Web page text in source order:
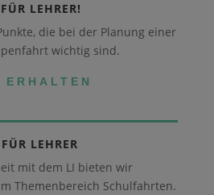
LEHRER!
die bei der Planung einer
wichtig sind.
ERHALTEN
LEHRER
mit dem LI bieten wir
Themenbereich Schulfahrten.